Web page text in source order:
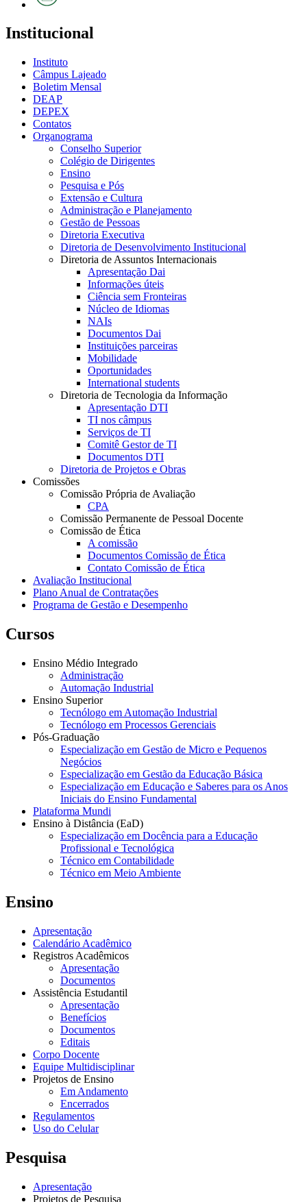
Institucional
Instituto
Câmpus Lajeado
Boletim Mensal
DEAP
DEPEX
Contatos
Organograma
Conselho Superior
Colégio de Dirigentes
Ensino
Pesquisa e Pós
Extensão e Cultura
Administração e Planejamento
Gestão de Pessoas
Diretoria Executiva
Diretoria de Desenvolvimento Institucional
Diretoria de Assuntos Internacionais
Apresentação Dai
Informações úteis
Ciência sem Fronteiras
Núcleo de Idiomas
NAIs
Documentos Dai
Instituições parceiras
Mobilidade
Oportunidades
International students
Diretoria de Tecnologia da Informação
Apresentação DTI
TI nos câmpus
Serviços de TI
Comitê Gestor de TI
Documentos DTI
Diretoria de Projetos e Obras
Comissões
Comissão Própria de Avaliação
CPA
Comissão Permanente de Pessoal Docente
Comissão de Ética
A comissão
Documentos Comissão de Ética
Contato Comissão de Ética
Avaliação Institucional
Plano Anual de Contratações
Programa de Gestão e Desempenho
Cursos
Ensino Médio Integrado
Administração
Automação Industrial
Ensino Superior
Tecnólogo em Automação Industrial
Tecnólogo em Processos Gerenciais
Pós-Graduação
Especialização em Gestão de Micro e Pequenos
Negócios
Especialização em Gestão da Educação Básica
Especialização em Educação e Saberes para os Anos
Iniciais do Ensino Fundamental
Plataforma Mundi
Ensino à Distância (EaD)
Especialização em Docência para a Educação
Profissional e Tecnológica
Técnico em Contabilidade
Técnico em Meio Ambiente
Ensino
Apresentação
Calendário Acadêmico
Registros Acadêmicos
Apresentação
Documentos
Assistência Estudantil
Apresentação
Benefícios
Documentos
Editais
Corpo Docente
Equipe Multidisciplinar
Projetos de Ensino
Em Andamento
Encerrados
Regulamentos
Uso do Celular
Pesquisa
Apresentação
Projetos de Pesquisa